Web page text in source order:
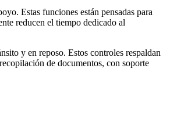
Estas funciones están pensadas para
reducen el tiempo dedicado al
y en reposo. Estos controles respaldan
de documentos, con soporte